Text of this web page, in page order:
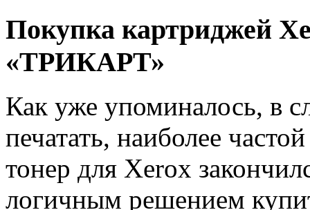
Покупка картриджей
«ТРИКАРТ»
Как уже упоминалось, в
печатать, наиболее
тонер для Xerox
логичным решением